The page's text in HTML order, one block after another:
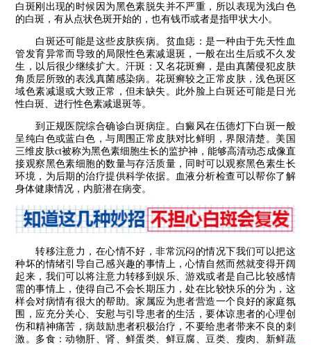
白斑刚出现的时候因为黑色素脱失并不严重，所以表现为浅白色
的白斑，有从点状色斑开始的，也有钱币或者是指甲状大小。
白斑还可能是这些皮肤疾病。贫血痣：是一种由于先天性血
管发育异常而导致的局限性色素减退斑，一般在出生后或不久发
生，以后很少继续扩大。汗斑：又名花斑癣，是由真菌侵犯皮肤
角质层所致的表浅真菌感染病。花斑癣较之正常皮肤，浅色斑区
域色素减退或大致正常，但未缺失。此外脸上白斑还可能是日光
性白斑、进行性色素减退斑等。
到正规医院综合确诊白斑病症。白癜风在伍德灯下白斑一般
呈纯白色或蓝白色，与周围正常皮肤对比鲜明，界限清楚。美国
三维皮肤ct被称为黑色素细胞生长的监护神，能够高清动态成像直
接观察黑色素细胞的数量与存活质量，同时可以观察黑色素生长
环境，为后期的治疗提供科学依据。血液分析检查可以帮你了解
身体健康情况，内脏潜在病变。
转移注意力，在心情不好，非常沉闷的情况下我们可以把这
种坏的情绪引导自己感兴趣的事情上，心情自然而然就变得开阔
起来，我们可以将注意力转移到娱乐、游戏或者是自己比较感情
需的事情上，使得自己不会长期压力，处在比较快乐的分为，这
样会对病情有很大的帮助。家属应为患者营造一个良好的家庭氛
围，应充分关心、安慰与引导患者的生活，要体谅患者的心理创
伤和精神痛苦，病鼓励患者积极治疗，不要给患者带来不良的刺
激。多食：动物肝、肾、鲜蛋类、鲜豆腐、豆类、瘦肉、新鲜蔬